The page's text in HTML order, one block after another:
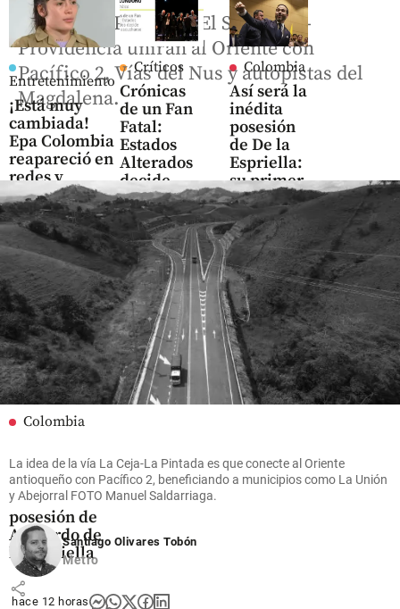
Entretenimiento
¡Está muy
cambiada!
Epa Colombia
reapareció en
redes y
parece otra
share
Críticos
Crónicas
de un Fan
Fatal:
Estados
Alterados
decide
volver a
escucharse
share
Colombia
Así será la
inédita
posesión
de De la
Espriella:
su primer
discurso
será
desde un
cantón
militar
share
Colombia
Uribe llegó a
Cali para
asistir a la
posesión de
Abelardo de
la Espriella
share
La Ceja-La Pintada y El Santuario-
Providencia unirán al Oriente con
Pacífico 2, Vías del Nus y autopistas del
Magdalena.
La idea de la vía La Ceja-La Pintada es que conecte al Oriente
antioqueño con Pacífico 2, beneficiando a municipios como La Unión
y Abejorral FOTO Manuel Saldarriaga.
Santiago Olivares Tobón
Metro
hace 12 horas